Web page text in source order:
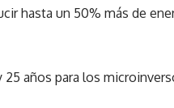
hasta un 50% más de
años para los